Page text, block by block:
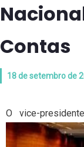
Contas
18 de setembro de
O vice-